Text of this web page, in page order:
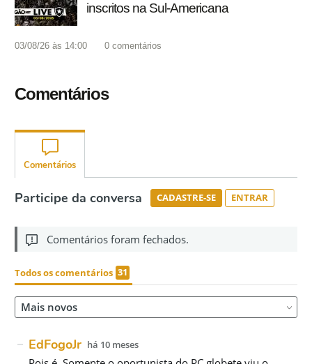
inscritos na Sul-Americana
03/08/26 às 14:00 0 comentários
Comentários